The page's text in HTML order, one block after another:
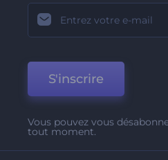
S'inscrire
Vous pouvez vous
tout moment.